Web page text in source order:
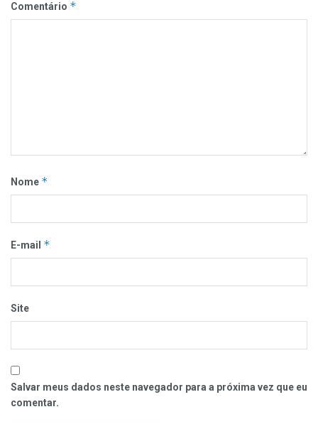
Comentário *
Nome *
E-mail *
Site
Salvar meus dados neste navegador para a próxima vez que eu
comentar.